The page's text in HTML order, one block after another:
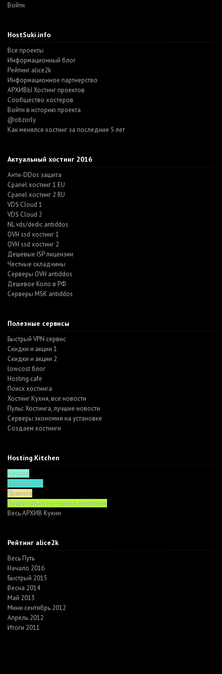
Войти
HostSuki.info
Все проекты
Информационный блог
Рейтинг alice2k
Информационное партнерство
АРХИВЫ Хостинг проектов
Cообщество хостеров
Войти в историю проекта
@obzorly
Как менялся хостинг за последние 5 лет
Актуальный хостинг 2016
Анти-DDos защита
Cpanel хостинг 1 EU
Cpanel хостинг 2 RU
VDS Cloud 1
VDS Cloud 2
NL vds/dedic antiddos
OVH ssd хостинг 1
OVH ssd хостинг 2
Дешевые ISP лицензии
Честные складчины
Серверы OVH antiddos
Дешевое Коло в РФ
Серверы MSK antiddos
Полезные сервисы
Быстрый VPN сервис
Скидки и акции 1
Скидки и акции 2
lowcost блог
Hosting.cafe
Поиск хостинга
Хостинг Кухня, все новости
Пульс Хостинга, лучшие новости
Серверы экономия на установке
Создаем хостинги
Hosting.Kitchen
Начало
Функционал
Правила
Подписаться на нужные компании
Весь АРХИВ Кухни
Рейтинг alice2k
Весь Путь
Начало 2016
Быстрый 2015
Весна 2014
Май 2013
Мини сентябрь 2012
Апрель 2012
Итоги 2011